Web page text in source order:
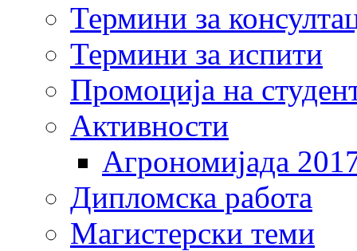
Термини за
Термини за испити
Промоција на
Активности
Агрономијада
Дипломска работа
Магистерски теми